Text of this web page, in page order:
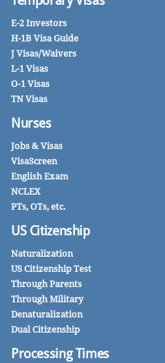
E-2 Investors
H-1B Visa Guide
J Visas/Waivers
L-1 Visas
O-1 Visas
TN Visas
Nurses
Jobs & Visas
VisaScreen
English Exam
NCLEX
PTs, OTs, etc.
US Citizenship
Naturalization
US Citizenship Test
Through Parents
Through Military
Denaturalization
Dual Citizenship
Processing Times